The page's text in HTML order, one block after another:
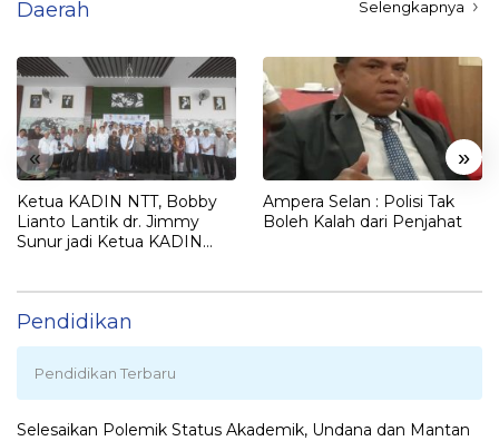
Daerah Selengkapnya
« »
Ketua KADIN NTT, Bobby
Lianto Lantik dr. Jimmy
Sunur jadi Ketua KADIN
Ampera Selan : Polisi Tak
Boleh Kalah dari Penjahat
Pendidikan
Pendidikan Terbaru
Selesaikan Polemik Status Akademik, Undana dan Mantan